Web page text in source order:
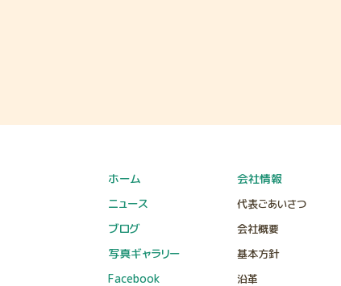
ホーム
ニュース
ブログ
写真ギャラリー
Facebook
会社情報
代表ごあいさつ
会社概要
基本方針
沿革